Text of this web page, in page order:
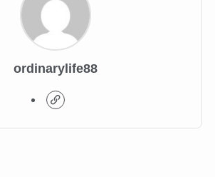
ordinarylife88